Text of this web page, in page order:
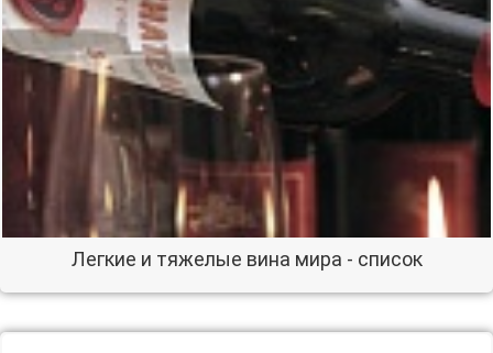
Легкие и тяжелые вина мира - список